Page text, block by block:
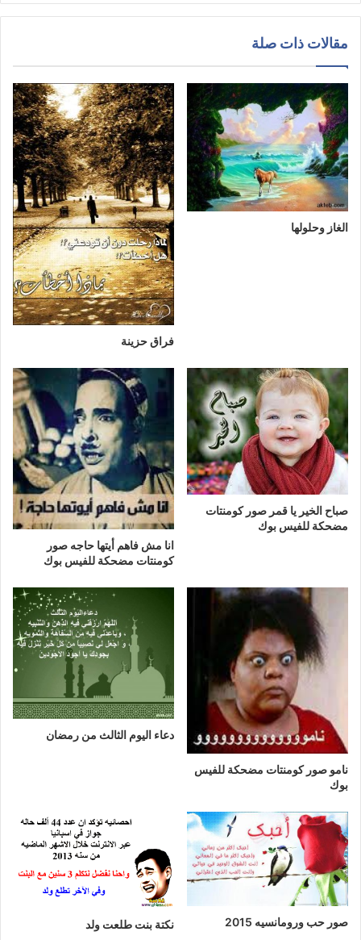
مقالات ذات صلة
الغاز وحلولها
فراق حزينة
صباح الخير يا قمر صور كومنتات
مضحكة للفيس بوك
انا مش فاهم أيتها حاجه صور
كومنتات مضحكة للفيس بوك
نامو صور كومنتات مضحكة للفيس
بوك
دعاء اليوم الثالث من رمضان
صور حب ورومانسيه 2015 نكتة بنت طلعت ولد